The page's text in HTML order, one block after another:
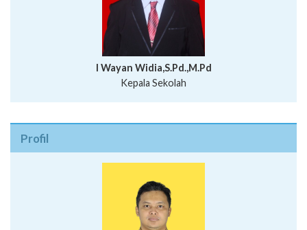
I Wayan Widia,S.Pd.,M.Pd
Kepala Sekolah
Profil